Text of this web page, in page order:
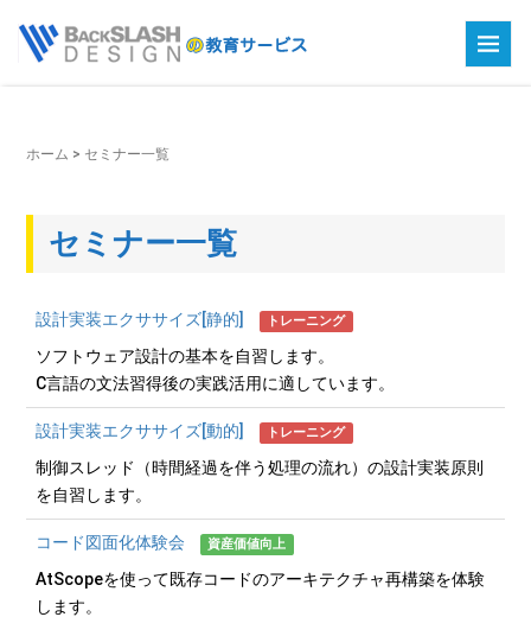
ホーム > セミナー一覧
セミナー一覧
設計実装エクササイズ[静的] トレーニング
ソフトウェア設計の基本を自習します。
C言語の文法習得後の実践活用に適しています。
設計実装エクササイズ[動的] トレーニング
制御スレッド（時間経過を伴う処理の流れ）の設計実装原則
を自習します。
コード図面化体験会 資産価値向上
AtScopeを使って既存コードのアーキテクチャ再構築を体験
します。